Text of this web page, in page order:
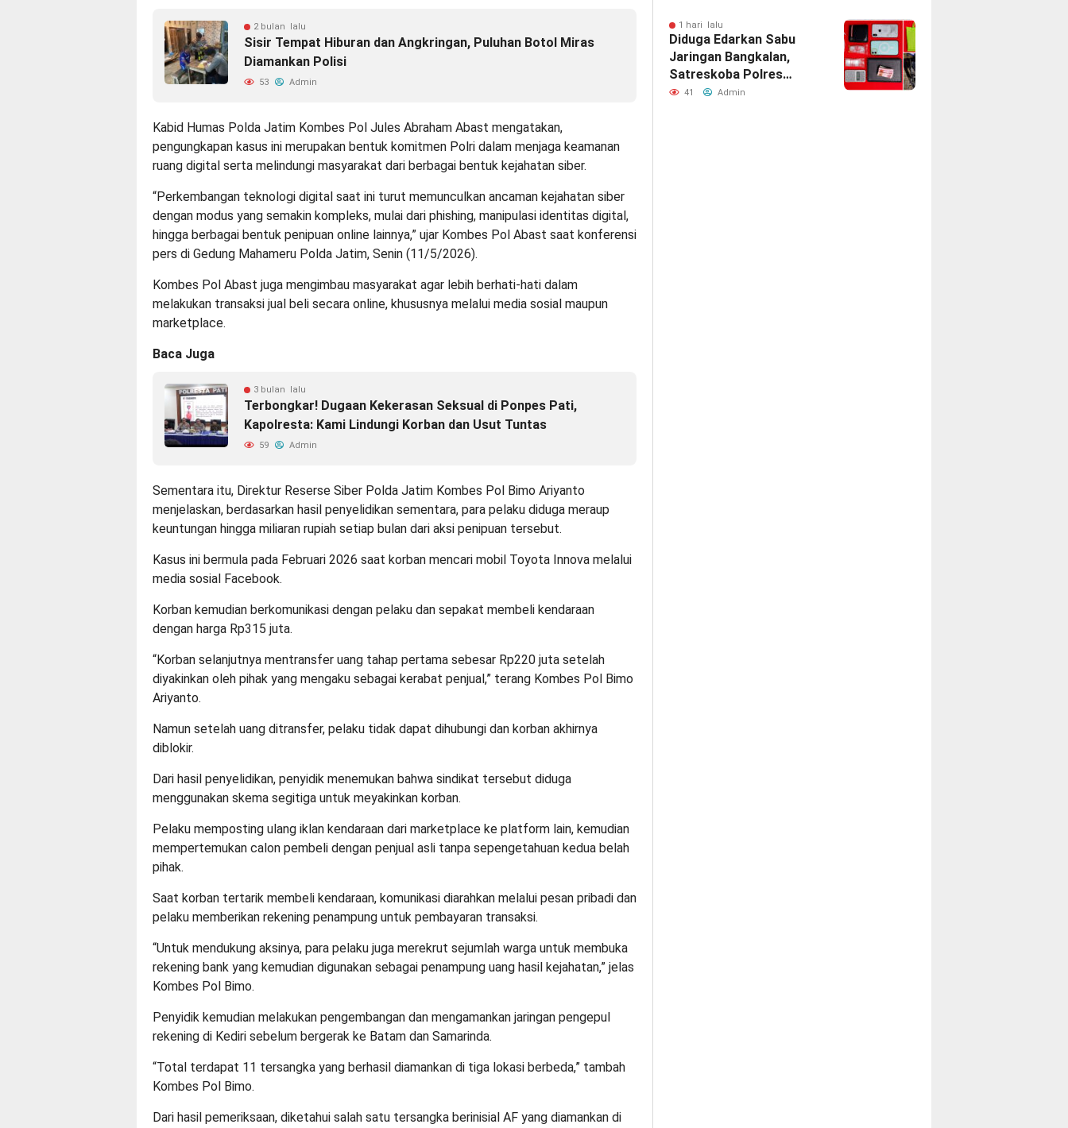
2 bulan lalu
Sisir Tempat Hiburan dan Angkringan, Puluhan Botol Miras
Diamankan Polisi
53 Admin
Kabid Humas Polda Jatim Kombes Pol Jules Abraham Abast mengatakan,
pengungkapan kasus ini merupakan bentuk komitmen Polri dalam menjaga keamanan
ruang digital serta melindungi masyarakat dari berbagai bentuk kejahatan siber.
“Perkembangan teknologi digital saat ini turut memunculkan ancaman kejahatan siber
dengan modus yang semakin kompleks, mulai dari phishing, manipulasi identitas digital,
hingga berbagai bentuk penipuan online lainnya,” ujar Kombes Pol Abast saat konferensi
pers di Gedung Mahameru Polda Jatim, Senin (11/5/2026).
Kombes Pol Abast juga mengimbau masyarakat agar lebih berhati-hati dalam
melakukan transaksi jual beli secara online, khususnya melalui media sosial maupun
marketplace.
Baca Juga
3 bulan lalu
Terbongkar! Dugaan Kekerasan Seksual di Ponpes Pati,
Kapolresta: Kami Lindungi Korban dan Usut Tuntas
59 Admin
Sementara itu, Direktur Reserse Siber Polda Jatim Kombes Pol Bimo Ariyanto
menjelaskan, berdasarkan hasil penyelidikan sementara, para pelaku diduga meraup
keuntungan hingga miliaran rupiah setiap bulan dari aksi penipuan tersebut.
Kasus ini bermula pada Februari 2026 saat korban mencari mobil Toyota Innova melalui
media sosial Facebook.
Korban kemudian berkomunikasi dengan pelaku dan sepakat membeli kendaraan
dengan harga Rp315 juta.
“Korban selanjutnya mentransfer uang tahap pertama sebesar Rp220 juta setelah
diyakinkan oleh pihak yang mengaku sebagai kerabat penjual,” terang Kombes Pol Bimo
Ariyanto.
Namun setelah uang ditransfer, pelaku tidak dapat dihubungi dan korban akhirnya
diblokir.
Dari hasil penyelidikan, penyidik menemukan bahwa sindikat tersebut diduga
menggunakan skema segitiga untuk meyakinkan korban.
Pelaku memposting ulang iklan kendaraan dari marketplace ke platform lain, kemudian
mempertemukan calon pembeli dengan penjual asli tanpa sepengetahuan kedua belah
pihak.
Saat korban tertarik membeli kendaraan, komunikasi diarahkan melalui pesan pribadi dan
pelaku memberikan rekening penampung untuk pembayaran transaksi.
“Untuk mendukung aksinya, para pelaku juga merekrut sejumlah warga untuk membuka
rekening bank yang kemudian digunakan sebagai penampung uang hasil kejahatan,” jelas
Kombes Pol Bimo.
Penyidik kemudian melakukan pengembangan dan mengamankan jaringan pengepul
rekening di Kediri sebelum bergerak ke Batam dan Samarinda.
“Total terdapat 11 tersangka yang berhasil diamankan di tiga lokasi berbeda,” tambah
Kombes Pol Bimo.
Dari hasil pemeriksaan, diketahui salah satu tersangka berinisial AF yang diamankan di
1 hari lalu
Diduga Edarkan Sabu
Jaringan Bangkalan,
Satreskoba Polres
Gresik Tangkap Oknum
41 Admin